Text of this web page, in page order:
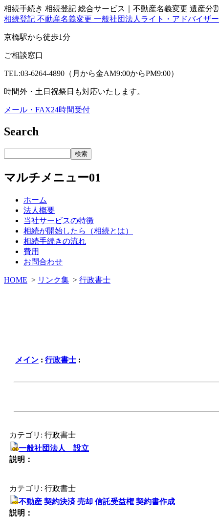
相続手続き 相続登記 総合サービス｜不動産名義変更 遺産
相続登記 不動産名義変更 一般社団法人ライト・アドバイザ
京橋駅から徒歩1分
ご相談窓口
TEL:03-6264-4890（月から金AM9:00からPM9:00）
時間外・土日祝祭日も対応いたします。
メール・FAX24時間受付
Search
マルチメニュー01
ホーム
法人概要
当社サービスの特徴
相続が開始したら（相続とは）
相続手続きの流れ
費用
お問合わせ
HOME > リンク集 > 行政書士
メイン : 行政書士 :
カテゴリ: 行政書士
一般社団法人 設立
説明：
カテゴリ: 行政書士
不動産 契約決済 売却 信託受益権 契約書作成
説明：